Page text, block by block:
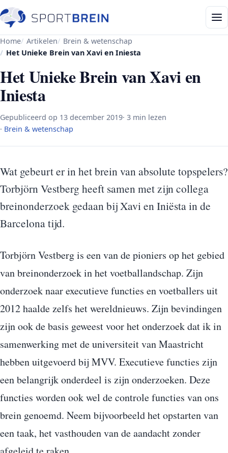
Home Artikelen
Brein & wetenschap
Het Unieke Brein van Xavi en Iniesta
Het Unieke Brein van Xavi en
Iniesta
Gepubliceerd op 13 december 2019· 3 min lezen
· Brein & wetenschap
Wat gebeurt er in het brein van absolute topspelers?
Torbjörn Vestberg heeft samen met zijn collega
breinonderzoek gedaan bij Xavi en Iniësta in de
Barcelona tijd.
Torbjörn Vestberg is een van de pioniers op het gebied
van breinonderzoek in het voetballandschap. Zijn
onderzoek naar executieve functies en voetballers uit
2012 haalde zelfs het wereldnieuws. Zijn bevindingen
zijn ook de basis geweest voor het onderzoek dat ik in
samenwerking met de universiteit van Maastricht
hebben uitgevoerd bij MVV. Executieve functies zijn
een belangrijk onderdeel is zijn onderzoeken. Deze
functies worden ook wel de controle functies van ons
brein genoemd. Neem bijvoorbeeld het opstarten van
een taak, het vasthouden van de aandacht zonder